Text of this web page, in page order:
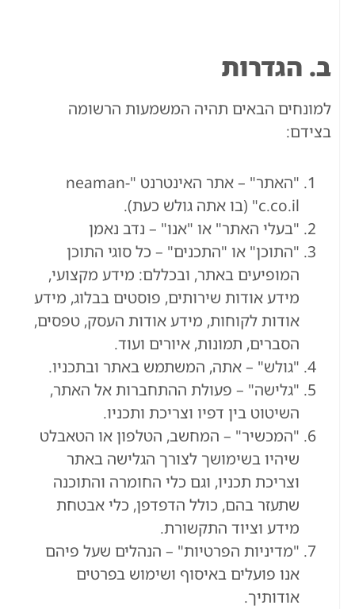
ב. הגדרות
למונחים הבאים תהיה המשמעות הרשומה
בצידם:
"האתר" – אתר האינטרנט "neaman-
c.co.il" (בו אתה גולש כעת).
"בעלי האתר" או "אנו" – נדב נאמן
"התוכן" או "התכנים" – כל סוגי התוכן
המופיעים באתר, ובכללם: מידע מקצועי,
מידע אודות שירותים, פוסטים בבלוג, מידע
אודות לקוחות, מידע אודות העסק, טפסים,
הסברים, תמונות, איורים ועוד.
"גולש" – אתה, המשתמש באתר ובתכניו.
"גלישה" – פעולת ההתחברות אל האתר,
השיטוט בין דפיו וצריכת ותכניו.
"המכשיר" – המחשב, הטלפון או הטאבלט
שיהיו בשימושך לצורך הגלישה באתר
וצריכת תכניו, וגם כלי החומרה והתוכנה
שתעזר בהם, כולל הדפדפן, כלי אבטחת
מידע וציוד התקשורת.
"מדיניות הפרטיות" – הנהלים שעל פיהם
אנו פועלים באיסוף ושימוש בפרטים
אודותיך.